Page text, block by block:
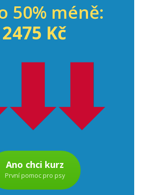
50% méně:
2475 Kč
Ano chci kurz
První pomoc pro psy